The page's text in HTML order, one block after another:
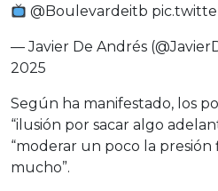
@Boulevardeitb
— Javier De Andrés
2025
Según ha manifestado, los
“ilusión por sacar algo
“moderar un poco la presión
mucho”.